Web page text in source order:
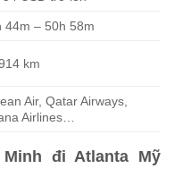
44m – 50h 58m
km
Air, Qatar Airways,
Airlines…
đi Atlanta Mỹ